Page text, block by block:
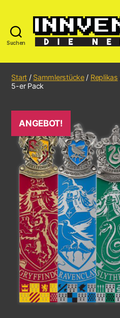
Suchen
Start / Sammlerstücke/ Replikas
5-er Pack
ANGEBOT!